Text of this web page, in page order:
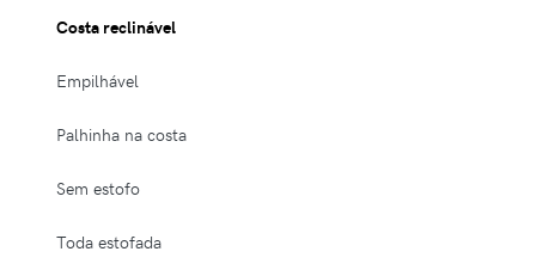
Costa reclinável
Empilhável
Palhinha na costa
Sem estofo
Toda estofada